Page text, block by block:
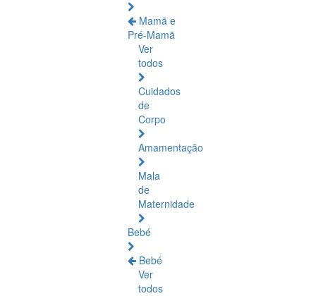
Mamã e
Pré-Mamã
Ver
todos
Cuidados
de
Corpo
Amamentação
Mala
de
Maternidade
Bebé
Bebé
Ver
todos